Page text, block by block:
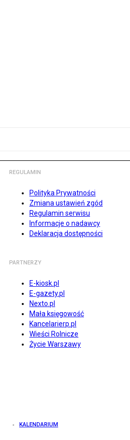
REGULAMIN
Polityka Prywatności
Zmiana ustawień zgód
Regulamin serwisu
Informacje o nadawcy
Deklaracja dostępności
PARTNERZY
E-kiosk.pl
E-gazety.pl
Nexto.pl
Mała księgowość
Kancelarierp.pl
Wieści Rolnicze
Życie Warszawy
KALENDARIUM